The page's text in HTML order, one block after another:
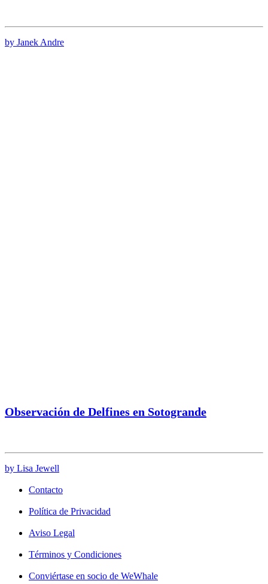
by Janek Andre
Observación de Delfines en Sotogrande
by Lisa Jewell
Contacto
Política de Privacidad
Aviso Legal
Términos y Condiciones
Conviértase en socio de WeWhale